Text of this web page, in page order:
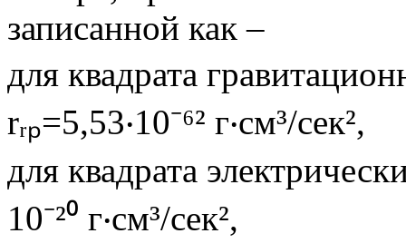
записанной как –
для квадрата
rᵣₚ=5,53‧10⁻⁶² г‧см³/сек²,
для квадрата
10⁻²⁰ г‧см³/сек²,